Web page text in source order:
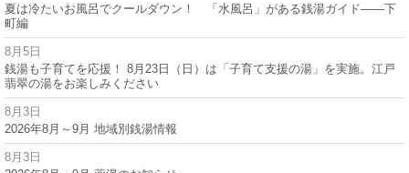
夏は冷たいお風呂でクールダウン！ 「水風呂」がある銭湯ガイド——下
町編
8月5日
銭湯も子育てを応援！ 8月23日（日）は「子育て支援の湯」を実施。江戸
翡翠の湯をお楽しみください
8月3日
2026年8月～9月 地域別銭湯情報
8月3日